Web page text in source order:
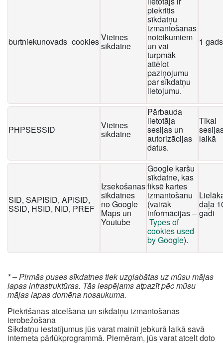
burtniekunovads_cookiesVietnes
sīkdatne
piekritis
sīkdatņu
izmantošanas
noteikumiem
un vai
turpmāk
attēlot
paziņojumu
par sīkdatņu
lietojumu.
1 gads
PHPSESSID Vietnes
sīkdatne
Pārbauda
lietotāja
sesijas un
autorizācijas
datus.
Tikai
laikā
SID, SAPISID, APISID,
SSID, HSID, NID, PREF
Izsekošanas
sīkdatnes
no Google
Maps un
Youtube
Google karšu
sīkdatne, kas
fiksē kartes
izmantošanu
(vairāk
informācijas –
Types of
cookies used
by Google).
daļa
gadi
* – Pirmās puses sīkdatnes tiek uzglabātas uz mūsu mājas
lapas infrastruktūras. Tās iespējams atpazīt pēc mūsu
mājas lapas domēna nosaukuma.
Piekrišanas atcelšana un sīkdatņu izmantošanas
ierobežošana
Sīkdatņu iestatījumus jūs varat mainīt jebkurā laikā savā
interneta pārlūkprogrammā. Piemēram, jūs varat atcelt doto